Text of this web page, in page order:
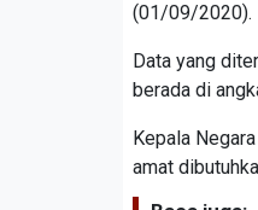
(01/09/2020).
Data yang
berada di
Kepala
amat